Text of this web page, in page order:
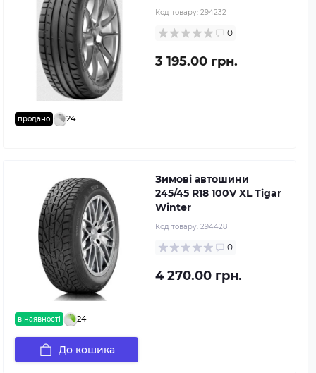
продано 24
Код товару: 294232
0
3 195.00 грн.
в наявності 24
Зимові автошини
245/45 R18 100V XL Tigar
Winter
Код товару: 294428
0
4 270.00 грн.
До кошика